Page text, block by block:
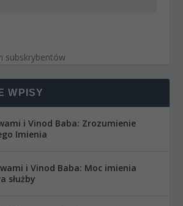
subskrybentów
WPISY
i Vinod Baba: Zrozumienie
Imienia
i Vinod Baba: Moc imienia
służby